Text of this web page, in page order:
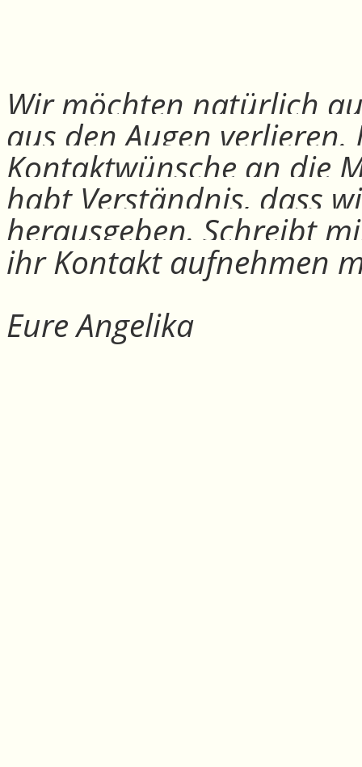
Wir möchten natürlich
aus den Augen
Kontaktwünsche an die
habt Verständnis, dass
herausgeben. Schreibt
ihr Kontakt aufnehmen
Eure Angelika